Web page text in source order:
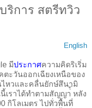
ริการ สตรีทวิว
English
มีประกาศความคิดริเริ่ม
ะวันออกเฉียงเหนือของ
หวและคลื่นยักษ์สึนามิ
เราได้ทำตามสัญญา่้ หลัง
กิโลเมตร ไปทั่วพื้นที่